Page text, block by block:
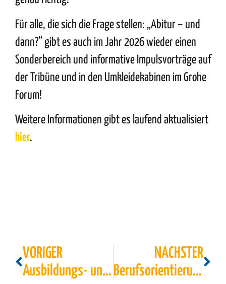
Für alle, die sich die Frage stellen: „Abitur – und
dann?“ gibt es auch im Jahr 2026 wieder einen
Sonderbereich und informative Impulsvorträgeauf
der Tribüne und in den Umkleidekabinen im Grohe
Forum!
Weitere Informationen gibt es laufend aktualisiert
hier.
VORIGER
Ausbildungs- und Studienmesse Karriere im MK
NÄCHSTER
Berufsorientierungsmesse BOM für Neuenrade und Werdohl